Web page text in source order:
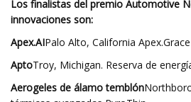
Los finalistas del premio Automotive
innovaciones son:
Apex.AIPalo Alto, California
AptoTroy, Michigan. Reserva de
Aerogeles de álamo temblón